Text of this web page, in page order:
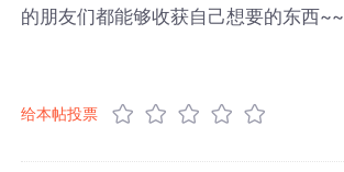
的朋友们都能够收获自己想要的东西~~
给本帖投票